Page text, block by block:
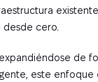
cero.
de
este enfoque